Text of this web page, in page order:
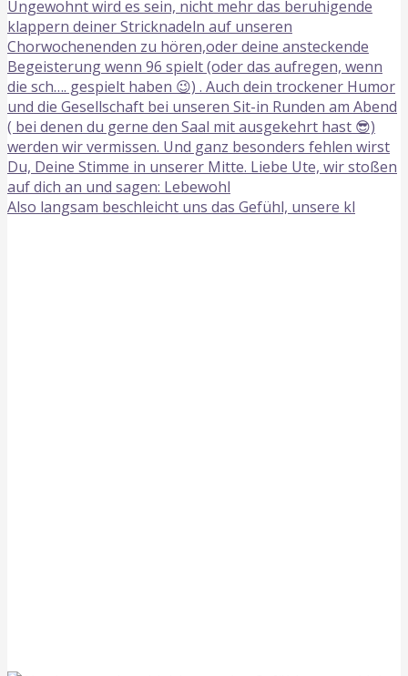
Also langsam beschleicht uns das Gefühl, unsere kl